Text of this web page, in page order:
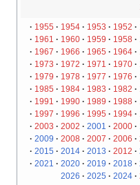
1952
1953
1954
1955
1958
1959
1960
1961
1964
1965
1966
1967
1970
1971
1972
1973
1976
1977
1978
1979
1982
1983
1984
1985
1988
1989
1990
1991
1994
1995
1996
1997
2000
2001
2002
2003
2006
2007
2008
2009
2012
2013
2014
2015
2018
2019
2020
2021
2024
2025
2026